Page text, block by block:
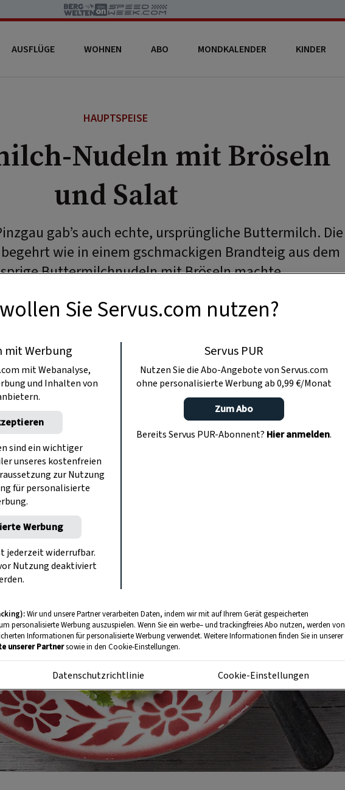
AUSFLÜGE WOHNEN ABO MONDKALENDER KINDER
HAUPTSPEISE
Nudeln mit Bröseln
und Salat
gab’s auch echte, ursprüngliche Buttermilch. Die
wie in einem gschmackigen Brandteig aus dem
Buttermilchnudeln mit Bröseln machte.
Sie Servus.com nutzen?
mit Werbung
mit Webanalyse,
und Inhalten von
sind ein wichtiger
unseres kostenfreien
zur Nutzung
für personalisierte
Werbung
jederzeit widerrufbar.
Nutzung deaktiviert
Servus PUR
Nutzen Sie die Abo-Angebote von Servus.com
ohne personalisierte Werbung ab 0,99 €/Monat
Zum Abo
Bereits Servus PUR-Abonnent? Hier anmelden.
Wir und unsere Partner verarbeiten Daten, indem wir mit auf Ihrem Gerät gespeicherten
personalisierte Werbung auszuspielen. Wenn Sie ein werbe– und trackingfreies Abo nutzen, werden von
Informationen für personalisierte Werbung verwendet. Weitere Informationen finden Sie in unserer
unserer Partnersowie in den Cookie-Einstellungen.
Datenschutzrichtlinie Cookie-Einstellungen